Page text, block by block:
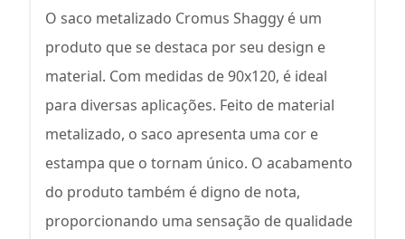
O saco metalizado Cromus Shaggy é um
produto que se destaca por seu design e
material. Com medidas de 90x120, é ideal
para diversas aplicações. Feito de material
metalizado, o saco apresenta uma cor e
estampa que o tornam único. O acabamento
do produto também é digno de nota,
proporcionando uma sensação de qualidade